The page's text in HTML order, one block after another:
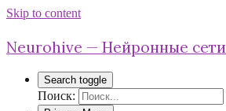
Skip to content
Neurohive — Нейронные сети
Search toggle
Поиск: